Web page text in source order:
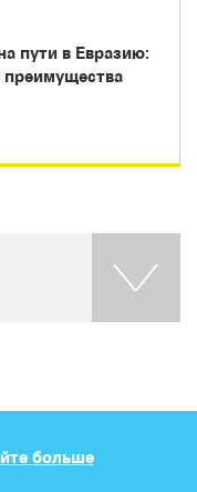
пути в Евразию:
преимущества
больше